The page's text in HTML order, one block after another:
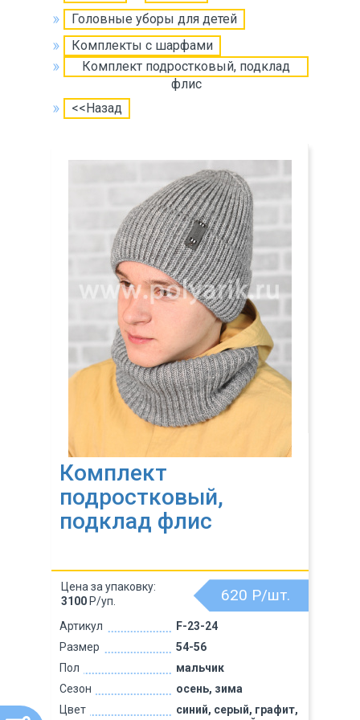
Головные уборы для детей
Комплекты с шарфами
Комплект подростковый, подклад
флис
<<Назад
Комплект
подростковый,
подклад флис
Артикул
F-23-24
Размер
54-56
Пол
мальчик
Сезон
осень, зима
Цвет
синий, серый, графит,
620 Р/шт.
Цена за упаковку:
3100 Р/уп.